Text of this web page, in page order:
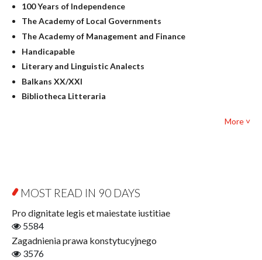
Linguistics
Judaica
Culture and art
Literary Studies
Mathematics
Pedagogy
Textbooks for foreigners
Open Access
100 Years of Independence
The Academy of Local Governments
The Academy of Management and Finance
Handicapable
Literary and Linguistic Analects
Balkans XX/XXI
Bibliotheca Litteraria
Film! Scholars
Finance
Gerontology
More ˅
MOST READ IN 90 DAYS
Pro dignitate legis et maiestate iustitiae
5584
Zagadnienia prawa konstytucyjnego
3576